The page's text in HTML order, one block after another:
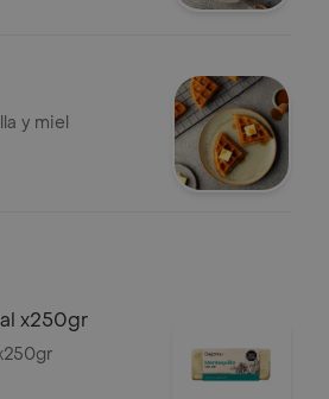
y miel
x250gr